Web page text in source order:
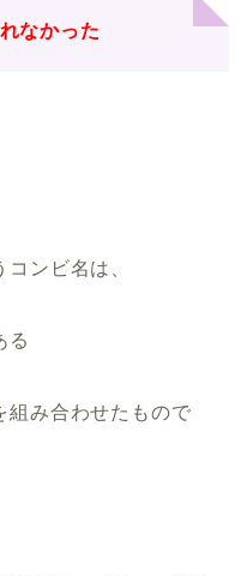
なかった
ンビ名は、
る
組み合わせたもので